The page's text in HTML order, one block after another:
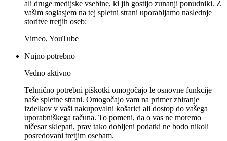
ali druge medijske vsebine, ki jih gostijo zunanji ponudniki. Z
vašim soglasjem na tej spletni strani uporabljamo naslednje
storitve tretjih oseb:
Vimeo, YouTube
Nujno potrebno
Vedno aktivno
Tehnično potrebni piškotki omogočajo le osnovne funkcije
naše spletne strani. Omogočajo vam na primer zbiranje
izdelkov v vaši nakupovalni košarici ali dostop do vašega
uporabniškega računa. To pomeni, da o vas ne moremo
ničesar sklepati, prav tako dobljeni podatki ne bodo nikoli
posredovani tretjim osebam.